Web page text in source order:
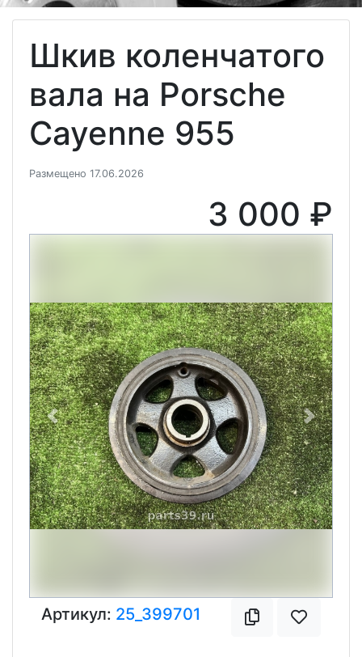
Шкив коленчатого
вала на Porsche
Cayenne 955
Размещено 17.06.2026
3 000 ₽
Previous Next
Артикул: 25_399701